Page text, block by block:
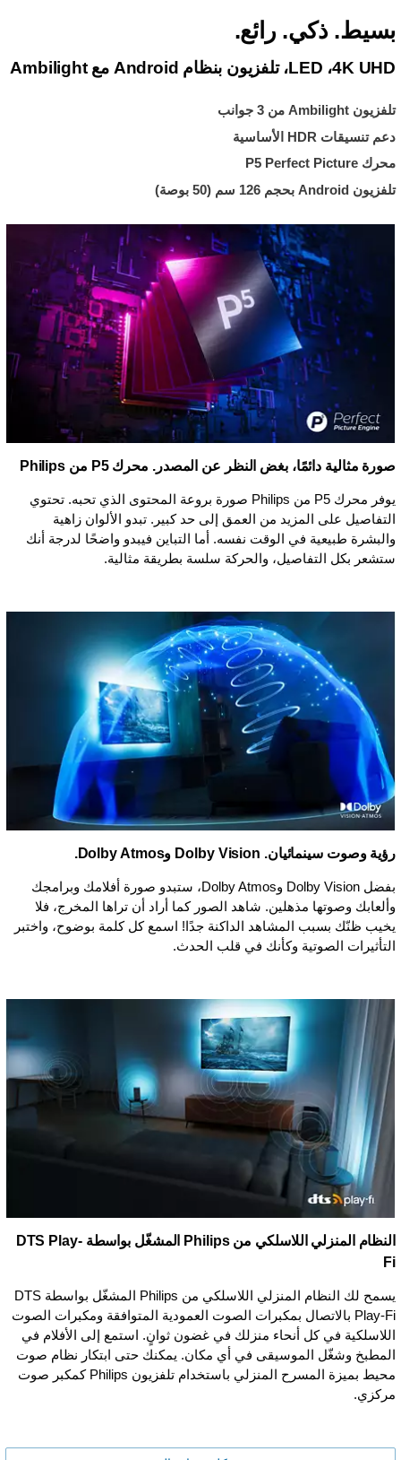
بسيط. ذكي. رائع.
4K UHD،‏ LED، تلفزيون بنظام Android مع Ambilight
تلفزيون Ambilight من 3 جوانب
دعم تنسيقات HDR الأساسية
محرك P5 Perfect Picture
تلفزيون Android بحجم 126 سم (50 بوصة)
صورة مثالية دائمًا، بغض النظر عن المصدر. محرك P5 من Philips
يوفر محرك P5 من Philips صورة بروعة المحتوى الذي تحبه. تحتوي
التفاصيل على المزيد من العمق إلى حد كبير. تبدو الألوان زاهية
والبشرة طبيعية في الوقت نفسه. أما التباين فيبدو واضحًا لدرجة أنك
ستشعر بكل التفاصيل، والحركة سلسة بطريقة مثالية.
رؤية وصوت سينمائيان. Dolby Vision وDolby Atmos.
بفضل Dolby Vision وDolby Atmos، ستبدو صورة أفلامك وبرامجك
وألعابك وصوتها مذهلين. شاهد الصور كما أراد أن تراها المخرج، فلا
يخيب ظنّك بسبب المشاهد الداكنة جدًا! اسمع كل كلمة بوضوح، واختبر
التأثيرات الصوتية وكأنك في قلب الحدث.
النظام المنزلي اللاسلكي من Philips المشغّل بواسطة DTS Play-
Fi
يسمح لك النظام المنزلي اللاسلكي من Philips المشغّل بواسطة DTS
Play-Fi بالاتصال بمكبرات الصوت العمودية المتوافقة ومكبرات الصوت
اللاسلكية في كل أنحاء منزلك في غضون ثوانٍ. استمع إلى الأفلام في
المطبخ وشغّل الموسيقى في أي مكان. يمكنك حتى ابتكار نظام صوت
محيط بميزة المسرح المنزلي باستخدام تلفزيون Philips كمكبر صوت
مركزي.